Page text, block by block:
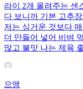
라이 2개 올려주는 센
다 보니까 기본 고추
저는 싱거운 것보다
더 만들어 넣어 비벼
많고 불맛 나는 제육
으앵